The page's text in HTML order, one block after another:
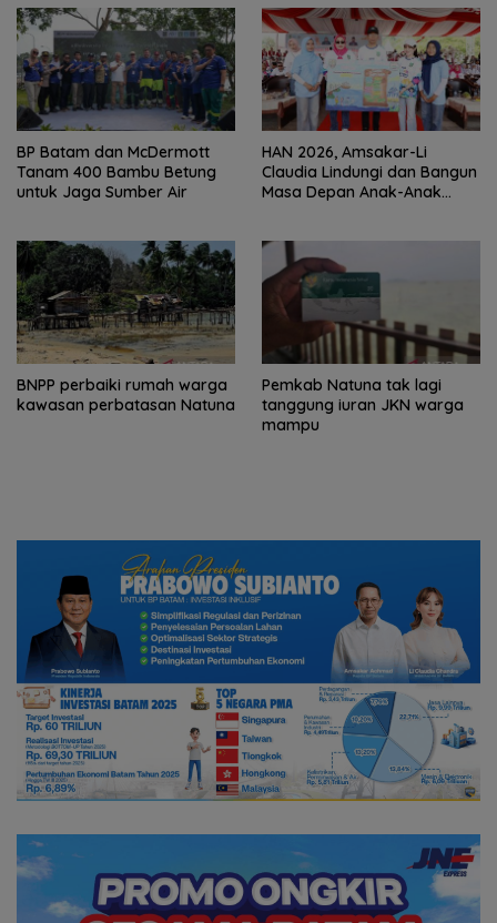
BP Batam dan McDermott
Tanam 400 Bambu Betung
untuk Jaga Sumber Air
HAN 2026, Amsakar-Li
Claudia Lindungi dan Bangun
Masa Depan Anak-Anak
BNPP perbaiki rumah warga
kawasan perbatasan Natuna
Pemkab Natuna tak lagi
tanggung iuran JKN warga
mampu